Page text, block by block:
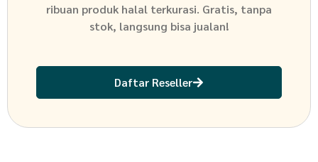
ribuan produk halal terkurasi. Gratis, tanpa
stok, langsung bisa jualan!
Daftar Reseller